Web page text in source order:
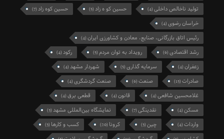
تولید ناخالص داخلی(4) حسین کو ه زاد(5) حسین کوه زاد(7)
خراسان رضوی(4)
رئیس اتاق بازرگانی، صنایع، معادن و کشاورزی ایران(4)
رشد اقتصادی(6) رویداد به توان مردم(5) رکود(4)
زعفران(4) سرمایه گذاری(5) شهردار مشهد(4)
صادرات(13) صنعت(6) صنعت گردشگری(4)
غلامحسین شافعی(4) قانون(4) قطعی برق(4)
مسکن(4) نقدینگی(7) نمایشگاه بین‌المللی مشهد(3)
واردات(4) چین(3) کرونا (20) کسب و کارها (3)